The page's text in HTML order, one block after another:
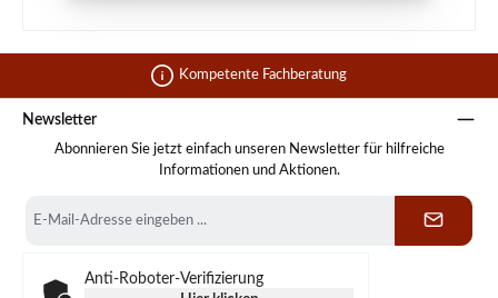
Kompetente Fachberatung
Newsletter
Abonnieren Sie jetzt einfach unseren Newsletter für hilfreiche
Informationen und Aktionen.
Mail-
Anti-Roboter-Verifizierung